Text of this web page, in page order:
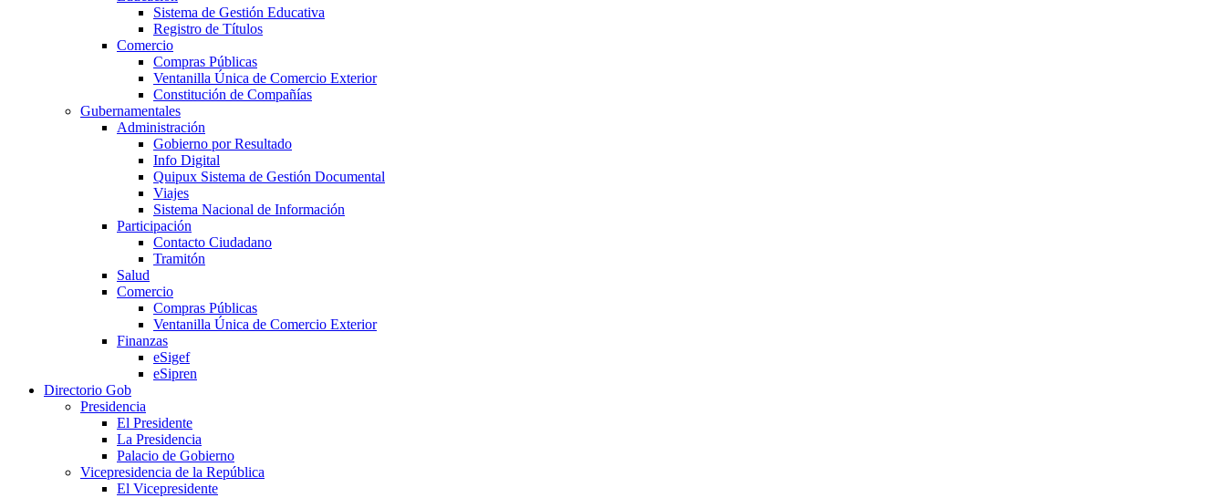
Sistema de Gestión Educativa
Registro de Títulos
Comercio
Compras Públicas
Ventanilla Única de Comercio Exterior
Constitución de Compañías
Gubernamentales
Administración
Gobierno por Resultado
Info Digital
Quipux Sistema de Gestión Documental
Viajes
Sistema Nacional de Información
Participación
Contacto Ciudadano
Tramitón
Salud
Comercio
Compras Públicas
Ventanilla Única de Comercio Exterior
Finanzas
eSigef
eSipren
Directorio Gob
Presidencia
El Presidente
La Presidencia
Palacio de Gobierno
Vicepresidencia de la República
El Vicepresidente